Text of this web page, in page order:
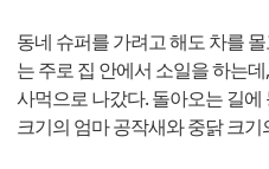
동네 슈퍼를 가려고 해도 차를
는 주로 집 안에서 소일을 하는
사먹으로 나갔다. 돌아오는 길
크기의 엄마 공작새와 중닭 크기